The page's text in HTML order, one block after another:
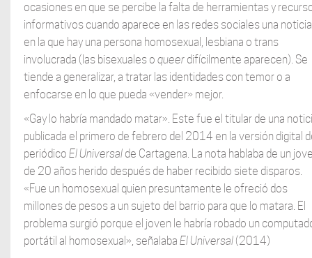
ocasiones en que se percibe la falta de herramientas y
informativos cuando aparece en las redes sociales una noticia
en la que hay una persona homosexual, lesbiana o trans
involucrada (las bisexuales o queerdifícilmente aparecen). Se
tiende a generalizar, a tratar las identidades con temor o a
enfocarse en lo que pueda «vender» mejor.
«Gay lo habría mandado matar». Este fue el titular de una
publicada el primero de febrero del 2014 en la versión digital
periódico El Universalde Cartagena. La nota hablaba de un
de 20 años herido después de haber recibido siete disparos.
«Fue un homosexual quien presuntamente le ofreció dos
millones de pesos a un sujeto del barrio para que lo matara. El
problema surgió porque el joven le habría robado un
portátil al homosexual», señalaba El Universal(2014)